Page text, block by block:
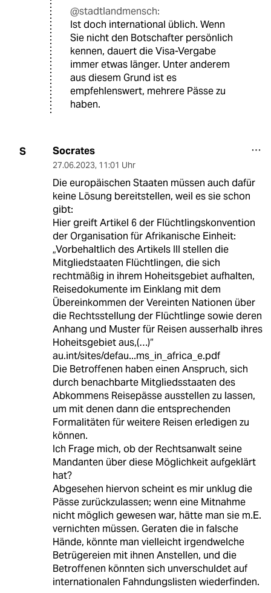
@stadtlandmensch:
Ist doch international üblich. Wenn
Sie nicht den Botschafter persönlich
kennen, dauert die Visa-Vergabe
immer etwas länger. Unter anderem
aus diesem Grund ist es
empfehlenswert, mehrere Pässe zu
haben.
S Socrates
27.06.2023, 11:01 Uhr
Die europäischen Staaten müssen auch dafür
keine Lösung bereitstellen, weil es sie schon
gibt:
Hier greift Artikel 6 der Flüchtlingskonvention
der Organisation für Afrikanische Einheit:
„Vorbehaltlich des Artikels III stellen die
Mitgliedstaaten Flüchtlingen, die sich
rechtmäßig in ihrem Hoheitsgebiet aufhalten,
Reisedokumente im Einklang mit dem
Übereinkommen der Vereinten Nationen über
die Rechtsstellung der Flüchtlinge sowie deren
Anhang und Muster für Reisen ausserhalb ihres
Hoheitsgebiet aus,(…)“
au.int/sites/defau...ms_in_africa_e.pdf
Die Betroffenen haben einen Anspruch, sich
durch benachbarte Mitgliedsstaaten des
Abkommens Reisepässe ausstellen zu lassen,
um mit denen dann die entsprechenden
Formalitäten für weitere Reisen erledigen zu
können.
Ich Frage mich, ob der Rechtsanwalt seine
Mandanten über diese Möglichkeit aufgeklärt
hat?
Abgesehen hiervon scheint es mir unklug die
Pässe zurückzulassen; wenn eine Mitnahme
nicht möglich gewesen war, hätte man sie m.E.
vernichten müssen. Geraten die in falsche
Hände, könnte man vielleicht irgendwelche
Betrügereien mit ihnen Anstellen, und die
Betroffenen könnten sich unverschuldet auf
internationalen Fahndungslisten wiederfinden.